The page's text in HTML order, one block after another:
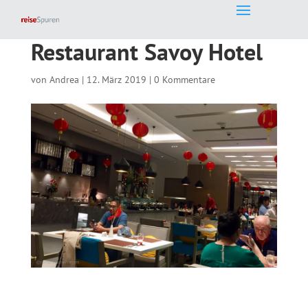
Restaurant Savoy Hotel
von Andrea | 12. März 2019 | 0 Kommentare